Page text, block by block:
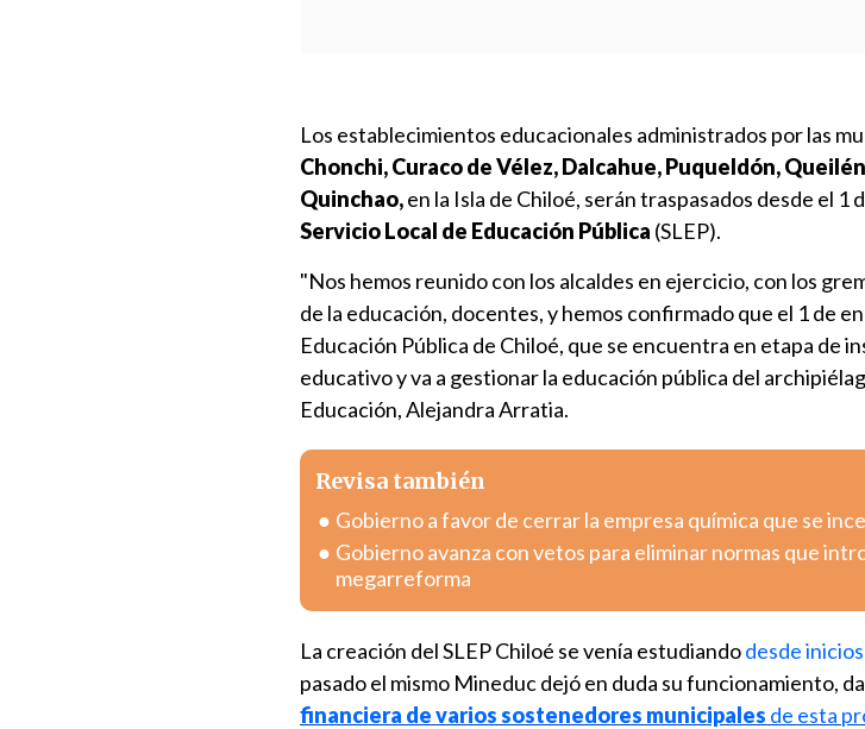
Los establecimientos educacionales administrados por las
Chonchi, Curaco de Vélez, Dalcahue, Puqueldón,
Quinchao,en la Isla de Chiloé, serán traspasados desde el 1
Servicio Local de Educación Pública (SLEP).
"Nos hemos reunido con los alcaldes en ejercicio, con los
de la educación, docentes, y hemos confirmado que el 1 de
Educación Pública de Chiloé, que se encuentra en etapa de
educativo y va a gestionar la educación pública del
Educación, Alejandra Arratia.
Revisa también
Gobierno a favor de cerrar la empresa química que se
Gobierno avanza con vetos para eliminar normas que
megarreforma
La creación del SLEP Chiloé se venía estudiandodesde
pasado el mismo Mineduc dejó en duda su funcionamiento,
financiera de varios sostenedores municipales de esta